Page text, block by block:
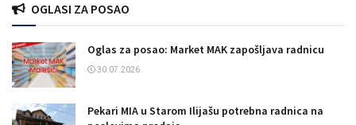
OGLASI ZA POSAO
Oglas za posao: Market MAK zapošljava radnicu
30.07.2026.
Pekari MIA u Starom Ilijašu potrebna radnica na